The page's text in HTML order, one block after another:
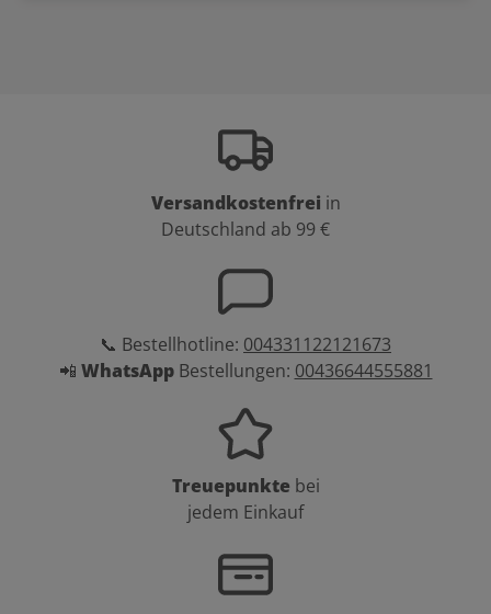
Versandkostenfrei in
Deutschland ab 99 €
📞 Bestellhotline: 004331122121673
📲 WhatsAppBestellungen: 00436644555881
Treuepunkte bei
jedem Einkauf